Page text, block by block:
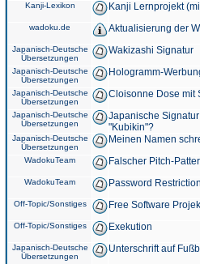
Kanji-Lexikon Kanji Lernprojekt
wadoku.de Aktualisierung der
Japanisch-Deutsche
Übersetzungen
Wakizashi Signatur
Japanisch-Deutsche
Übersetzungen
Hologramm-
Japanisch-Deutsche
Übersetzungen
Cloisonne Dose mit
Japanisch-Deutsche
Übersetzungen
Japanische
"Kubikin"?
Japanisch-Deutsche
Übersetzungen
Meinen Namen
WadokuTeam Falscher Pitch-
WadokuTeam Password
Off-Topic/Sonstiges Free Software
Off-Topic/Sonstiges Exekution
Japanisch-Deutsche
Übersetzungen
Unterschrift auf